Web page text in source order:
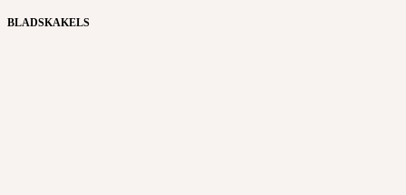
BLADSKAKELS